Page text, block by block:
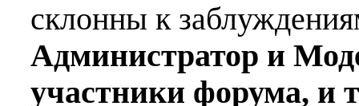
склонны к
Администратор и
участники форума, и